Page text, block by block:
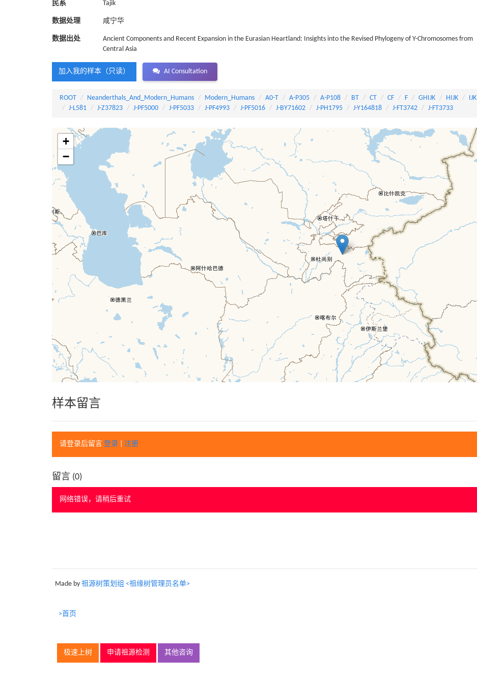
民系 Tajik
数据处理 咸宁华
数据出处
Ancient Components and Recent Expansion in the Eurasian Heartland: Insights into the Revised Phylogeny of Y-Chromosomes from
Central Asia
加入我的样本（只读） AI Consultation
ROOT Neanderthals_And_Modern_Humans Modern_Humans A0-T A-P305 A-P108 BT CT CF F GHIJK HIJK IJK
J-L581
J-Z37823 J-PF5000 J-PF5033 J-PF4993 J-PF5016 J-BY71602 J-PH1795 J-Y164818 J-FT3742 J-FT3733
+
−
样本留言
请登录后留言 登录 注册
留言 (0)
网络错误，请稍后重试
Made by 祖源树策划组 <祖缘树管理员名单>
>首页
极速上树 申请祖源检测 其他咨询